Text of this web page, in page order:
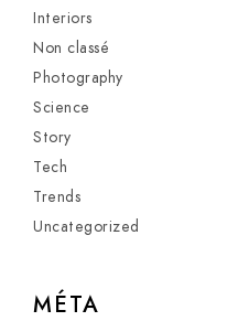
Interiors
Non classé
Photography
Science
Story
Tech
Trends
Uncategorized
MÉTA